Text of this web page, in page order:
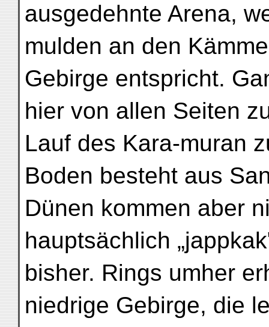
ausgedehnte Arena,
mulden an den
Gebirge entspricht.
hier von allen Seiten
Lauf des Kara-muran
Boden besteht aus
Dünen kommen aber
hauptsächlich
bisher. Rings umher
niedrige Gebirge, die